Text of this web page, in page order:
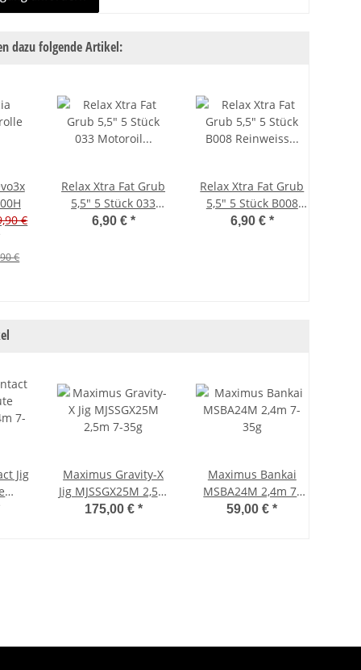
dazu folgende Artikel:
€
€
Relax Xtra Fat Grub
5,5" 5 Stück 033
Motoroil Gold Glitter
6,90 € *
Relax Xtra Fat Grub
5,5" 5 Stück B008
Reinweiss Klar Salt n
6,90 € *
Jig
7-
Maximus Gravity-X
Jig MJSSGX25M 2,5m
7-35g
175,00 € *
Maximus Bankai
MSBA24M 2,4m 7-
35g
59,00 €*